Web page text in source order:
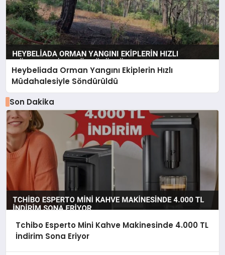
Heybeliada Orman Yangını Ekiplerin Hızlı
Müdahalesiyle Söndürüldü
Son Dakika
Tchibo Esperto Mini Kahve Makinesinde 4.000 TL
İndirim Sona Eriyor